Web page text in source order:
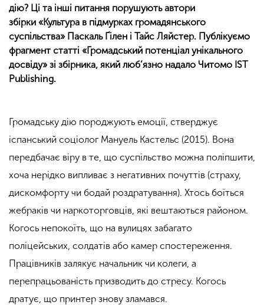
дію? Ці та інші питання порушують автори
збірки «Культура в підмурках громадянського
суспільства» Паскаль Ґілен і Тайс Ляйстер. Публікуємо
фрагмент статті «Громадський потенціал унікального
досвіду» зі збірника, який люб’язно надало Читомо IST
Publishing.
Громадську дію породжують емоції, стверджує
іспанський соціолог Мануель Кастельс (2015). Вона
передбачає віру в те, що суспільство можна поліпшити,
хоча нерідко випливає з негативних почуттів (страху,
дискомфорту чи бодай роздратування). Хтось боїться
жебраків чи наркоторговців, які вештаються районом.
Когось непокоїть, що на вулицях забагато
поліцейських, солдатів або камер спостереження.
Працівників залякує начальник чи колеги, а
перепрацьованість призводить до стресу. Когось
дратує, що принтер знову зламався.